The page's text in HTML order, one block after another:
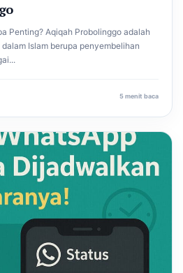
Penting? Aqiqah Probolinggo adalah
Islam berupa penyembelihan
5 menit baca